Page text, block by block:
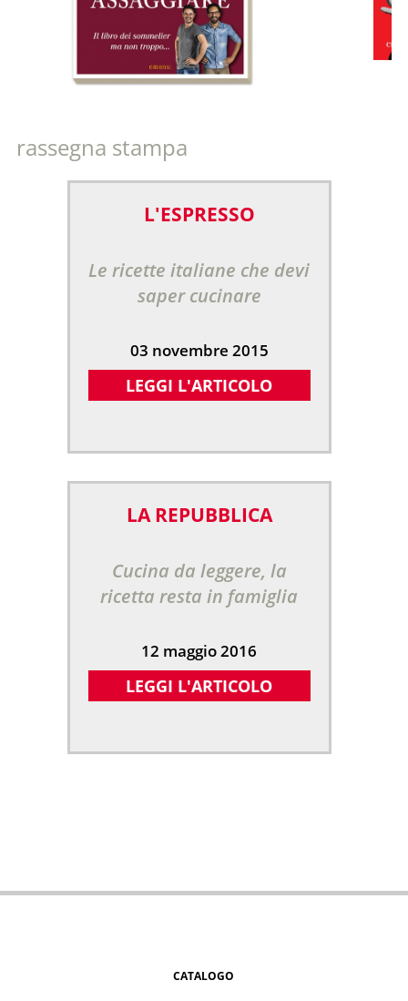
rassegna stampa
L'ESPRESSO
Le ricette italiane che devi
saper cucinare
03 novembre 2015
LEGGI L'ARTICOLO
LA REPUBBLICA
Cucina da leggere, la
ricetta resta in famiglia
12 maggio 2016
LEGGI L'ARTICOLO
CATALOGO